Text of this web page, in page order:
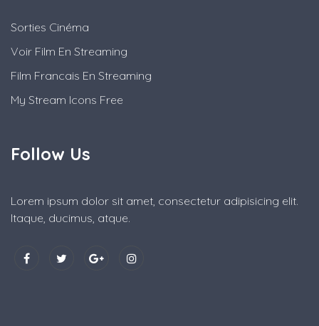
Sorties Cinéma
Voir Film En Streaming
Film Francais En Streaming
My Stream Icons Free
Follow Us
Lorem ipsum dolor sit amet, consectetur adipisicing elit.
Itaque, ducimus, atque.